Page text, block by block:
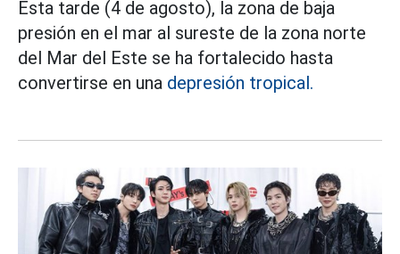
Esta tarde (4 de agosto), la zona de baja
presión en el mar al sureste de la zona norte
del Mar del Este se ha fortalecido hasta
convertirse en una depresión tropical.